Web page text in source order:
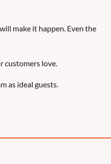
will make it happen. Even the
customers love.
as ideal guests.